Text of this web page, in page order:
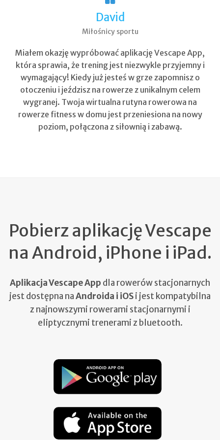
David
Miłośnicy sportu
Miałem okazję wypróbować aplikację Vescape App,
która sprawia, że trening jest niezwykle przyjemny i
wymagający! Kiedy już jesteś w grze zapomnisz o
otoczeniu i jeździsz na rowerze z unikalnym celem
wygranej. Twoja wirtualna rutyna rowerowa na
rowerze fitness w domu jest przeniesiona na nowy
poziom, połączona z siłownią i zabawą.
Pobierz aplikację Vescape
na Android, iPhone i iPad.
Aplikacja Vescape App dla rowerów stacjonarnych
jest dostępna naAndroida i iOSi jest kompatybilna
z najnowszymi rowerami stacjonarnymi i
eliptycznymi trenerami z bluetooth.